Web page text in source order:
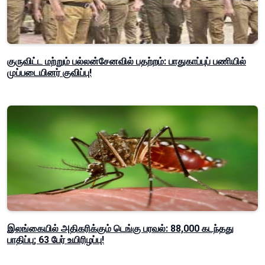
குருவிட்ட மற்றும் பல்லன்சேனவில் பதற்றம்: பாதுகாப்புப் பணியில்
முப்படையினர் குவிப்பு!
இலங்கையில் அதிகரிக்கும் டெங்கு பரவல்: 88,000 கடந்தது
பாதிப்பு; 63 பேர் உயிரிழப்பு!